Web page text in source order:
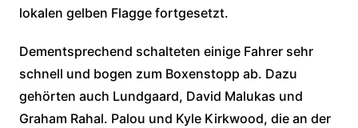
lokalen gelben Flagge fortgesetzt.
Dementsprechend schalteten einige Fahrer sehr
schnell und bogen zum Boxenstopp ab. Dazu
gehörten auch Lundgaard, David Malukas und
Graham Rahal. Palou und Kyle Kirkwood, die an der